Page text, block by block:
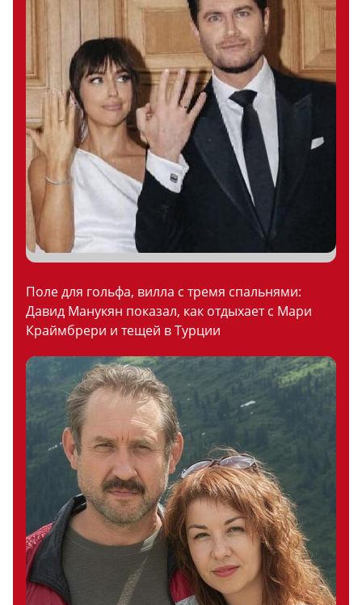
Поле для гольфа, вилла с тремя спальнями:
Давид Манукян показал, как отдыхает с Мари
Краймбрери и тещей в Турции